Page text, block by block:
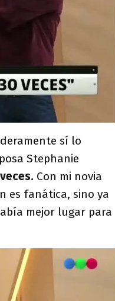
sí lo
Stephanie
Con mi novia
es fanática, sino ya
mejor lugar para